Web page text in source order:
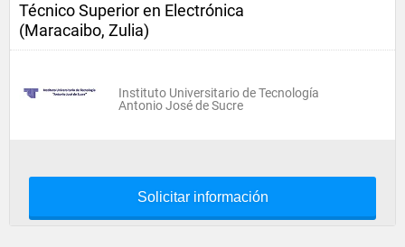
Técnico Superior en Electrónica
(Maracaibo, Zulia)
Instituto Universitario de Tecnología
Antonio José de Sucre
Solicitar información